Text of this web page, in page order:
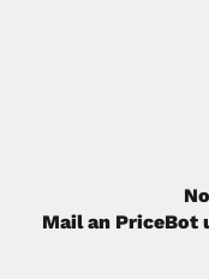
Mail an PriceBot